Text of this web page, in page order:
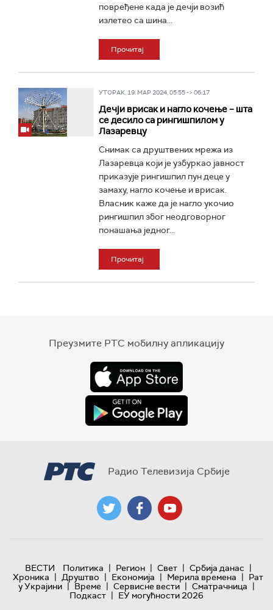
повређене када је дечји возић
излетео са шина...
Прочитај
УТОРАК, 19. МАР 2024, 05:55 -> 06:17
Дечји врисак и нагло кочење – шта
се десило са рингишпилом у
Лазаревцу
Снимак са друштвених мрежа из
Лазаревца који је узбуркао јавност
приказује рингишпил пун деце у
замаху, нагло кочење и врисак.
Власник каже да је нагло укочио
рингишпил због неодговорног
понашања једног...
Прочитај
Преузмите РТС мобилну апликацију
Радио Телевизија Србије
ВЕСТИ Политика | Регион | Свет | Србија данас |
Хроника | Друштво | Економија | Мерила времена | Рат
у Украјини | Време | Сервисне вести | Сматрачница |
Подкаст | ЕУ могућности 2026